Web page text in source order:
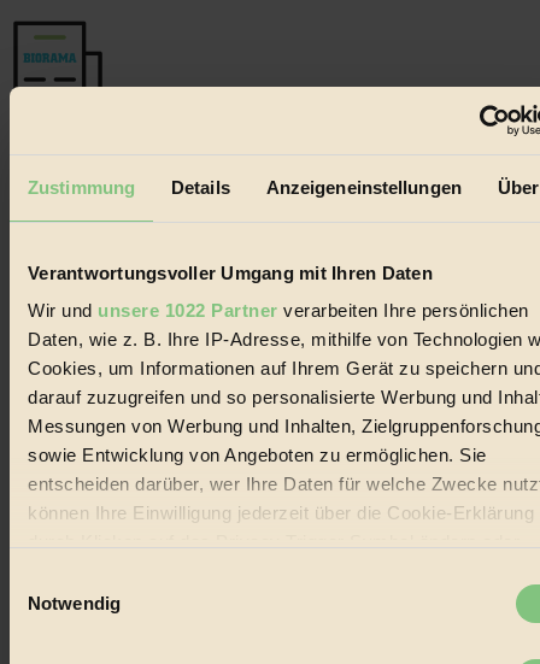
Zustimmung Details Anzeigeneinstellungen
Verantwortungsvoller Umgang mit Ihren Daten
Wir und unsere 1022 Partner verarbeiten Ihre persönlichen
Daten, wie z. B. Ihre IP-Adresse, mithilfe von Technologien
Cookies, um Informationen auf Ihrem Gerät zu speichern
darauf zuzugreifen und so personalisierte Werbung und
Messungen von Werbung und Inhalten,
sowie Entwicklung von Angeboten zu ermöglichen. Sie
entscheiden darüber, wer Ihre Daten für welche Zwecke
können Ihre Einwilligung jederzeit über die Cookie-Erklärung
Notwendig
Gewinnspiele & Ausgaben übersichtlich aufbereitet vom
Jetzt eintragen:
© 2026 Biorama GmbH
Impressum & Disclaimer
Datenschutz
Lebenswandel. Es ist eine moderne Plattform für Ideen, Menschen